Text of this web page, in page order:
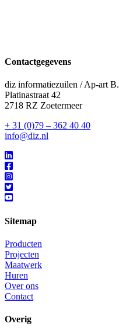
Contactgegevens
diz informatiezuilen / Ap-art
Platinastraat 42
2718 RZ Zoetermeer
+ 31 (0)79 – 362 40 40
info@diz.nl
Sitemap
Producten
Projecten
Maatwerk
Huren
Over ons
Contact
Overig